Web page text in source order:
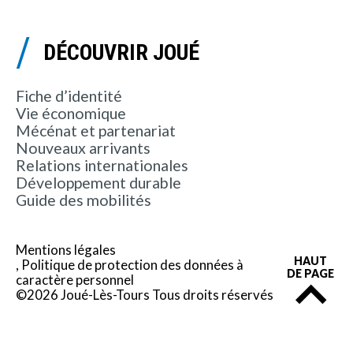
DÉCOUVRIR JOUÉ
Fiche d’identité
Vie économique
Mécénat et partenariat
Nouveaux arrivants
Relations internationales
Développement durable
Guide des mobilités
Mentions légales
Politique de protection des données à
caractère personnel
©2026 Joué-Lès-Tours Tous droits réservés
HAUT
DE PAGE